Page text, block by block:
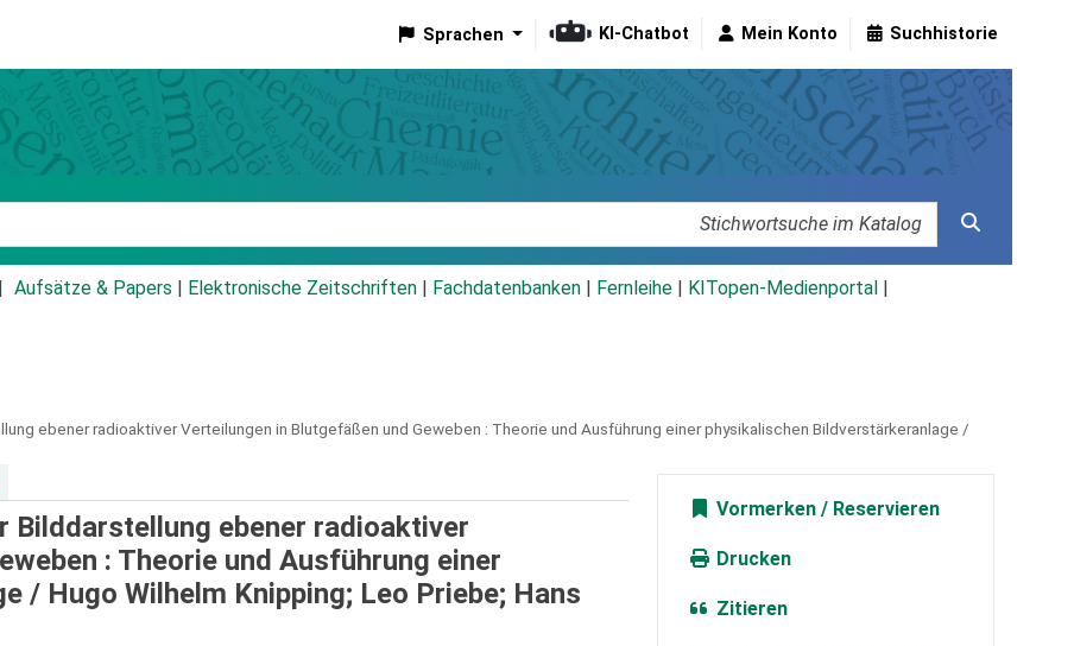
Sprachen KI-Chatbot Mein Konto Suchhistorie
Aufsätze & Papers Elektronische Zeitschriften Fachdatenbanken Fernleihe KITopen-Medienportal
ebener radioaktiver Verteilungen in Blutgefäßen und Geweben : Theorie und Ausführung einer physikalischen Bildverstärkeranlage /
Bilddarstellung ebener radioaktiver
: Theorie und Ausführung einer
/ Hugo Wilhelm Knipping; Leo Priebe; Hans
Vormerken
Drucken
Zitieren